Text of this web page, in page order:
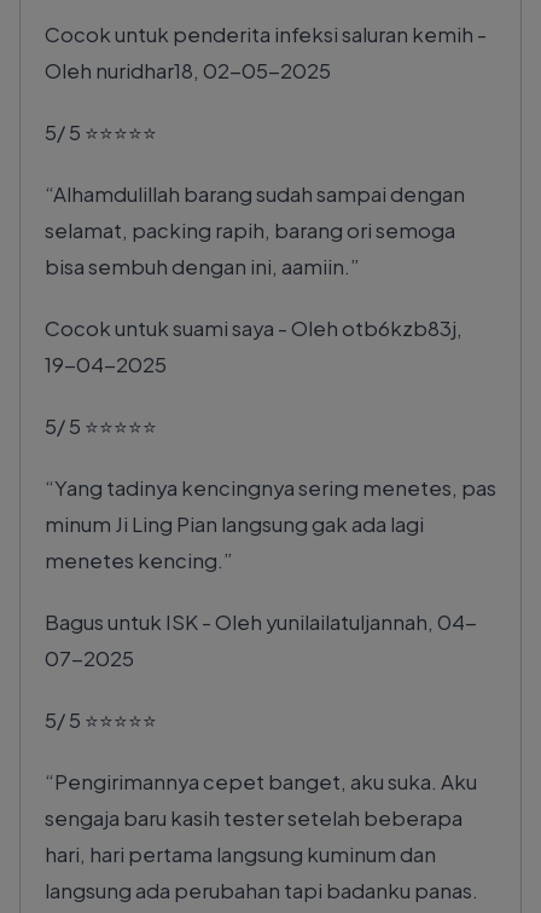
Cocok untuk penderita infeksi saluran kemih -
Oleh nuridhar18 02-05-2025
5/5 ⭐⭐⭐⭐⭐
Alhamdulillah barang sudah sampai dengan
selamat, packing rapih, barang ori semoga
bisa sembuh dengan ini, aamiin.
Cocok untuk suami saya - Oleh otb6kzb83j
19-04-2025
5/5 ⭐⭐⭐⭐⭐
Yang tadinya kencingnya sering menetes, pas
minum Ji Ling Pian langsung gak ada lagi
menetes kencing.
Bagus untuk ISK- Oleh yunilailatuljannah 04-
07-2025
5/5 ⭐⭐⭐⭐⭐
Pengirimannya cepet banget, aku suka. Aku
sengaja baru kasih tester setelah beberapa
hari, hari pertama langsung kuminum dan
langsung ada perubahan tapi badanku panas.